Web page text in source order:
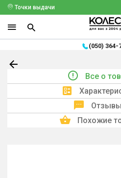
Точки выдачи
(050) 364-
Все о
Отзывы
Похожие